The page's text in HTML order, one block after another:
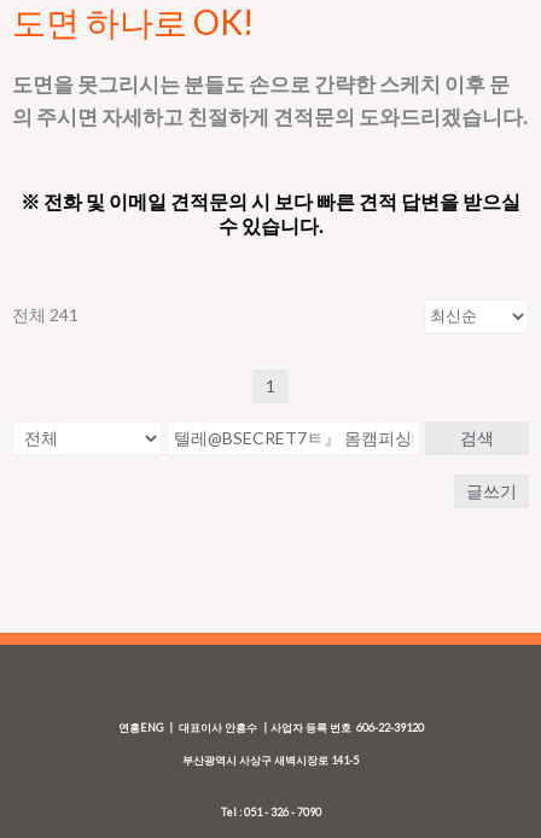
도면 하나로 OK!
도면을 못그리시는 분들도 손으로 간략한 스케치 이후 문
의 주시면 자세하고 친절하게 견적문의 도와드리겠습니다.
※ 전화 및 이메일 견적문의 시 보다 빠른 견적 답변을 받으실
수 있습니다.
전체 241
1
검색
글쓰기
연흥ENG ┃ 대표이사 안흥수 ┃사업자 등록 번호 606-22-39120
부산광역시 사상구 새벽시장로 141-5
Tel : 051 - 326 - 7090